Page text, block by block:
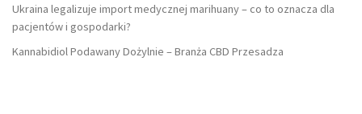
Ukraina legalizuje import medycznej marihuany – co to oznacza dla
pacjentów i gospodarki?
Kannabidiol Podawany Dożylnie – Branża CBD Przesadza